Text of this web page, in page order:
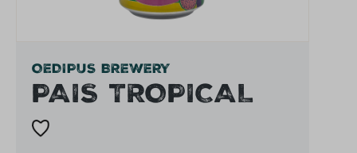
OEDIPUS BREWERY
PAIS TROPICAL